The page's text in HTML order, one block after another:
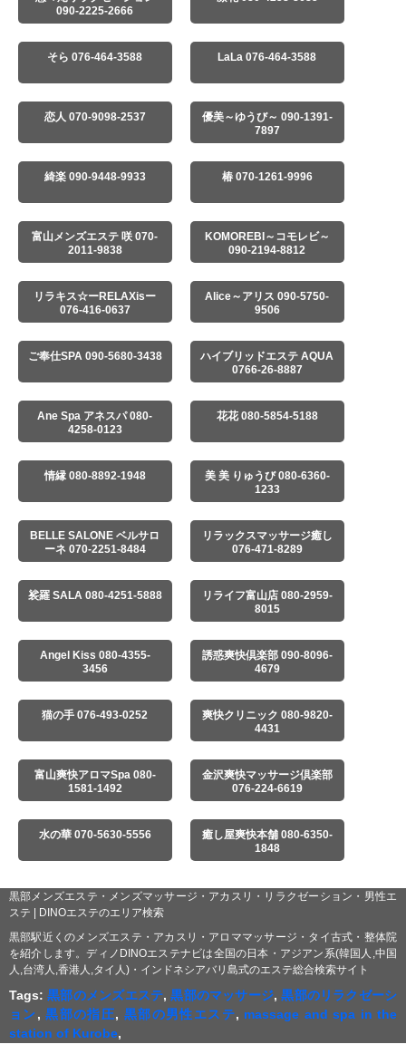
090-2225-2666
そら 076-464-3588 LaLa 076-464-3588
恋人 070-9098-2537
優美～ゆうび～ 090-1391-
7897
綺楽 090-9448-9933 椿 070-1261-9996
富山メンズエステ 咲 070-
2011-9838
KOMOREBI～コモレビ～
090-2194-8812
リラキス☆ーRELAXisー
076-416-0637
Alice～アリス 090-5750-
9506
ご奉仕SPA 090-5680-3438
ハイブリッドエステ AQUA
0766-26-8887
Ane Spa アネスパ 080-
4258-0123
花花 080-5854-5188
情縁 080-8892-1948
美 美 りゅうび 080-6360-
1233
BELLE SALONE ベルサロ
ーネ 070-2251-8484
リラックスマッサージ癒し
076-471-8289
裟羅 SALA 080-4251-5888
リライフ富山店 080-2959-
8015
Angel Kiss 080-4355-
3456
誘惑爽快倶楽部 090-8096-
4679
猫の手 076-493-0252
爽快クリニック 080-9820-
4431
富山爽快アロマSpa 080-
1581-1492
金沢爽快マッサージ倶楽部
076-224-6619
水の華 070-5630-5556
癒し屋爽快本舗 080-6350-
1848
黒部メンズエステ・メンズマッサージ・アカスリ・リラクゼーション・男性エ
ステ | DINOエステのエリア検索
黒部駅近くのメンズエステ・アカスリ・アロママッサージ・タイ古式・整体院
を紹介します。ディノDINOエステナビは全国の日本・アジアン系(韓国人,中国
人,台湾人,香港人,タイ人)・インドネシアバリ島式のエステ総合検索サイト
Tags:黒部のメンズエステ,黒部のマッサージ,黒部のリラクゼーシ
ョン,黒部の指圧, 黒部の男性エステ, massage and spa in the
station of Kurobe,